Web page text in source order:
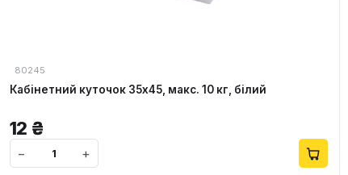
80245
Кабінетний куточок 35х45, макс. 10 кг, білий
12 ₴
− +